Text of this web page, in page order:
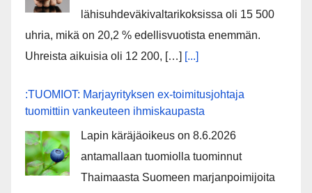
lähisuhdeväkivaltarikoksissa oli 15 500
uhria, mikä on 20,2 % edellisvuotista enemmän.
Uhreista aikuisia oli 12 200, […] [...]
:TUOMIOT: Marjayrityksen ex-toimitusjohtaja
tuomittiin vankeuteen ihmiskaupasta
Lapin käräjäoikeus on 8.6.2026
antamallaan tuomiolla tuominnut
Thaimaasta Suomeen marjanpoimijoita